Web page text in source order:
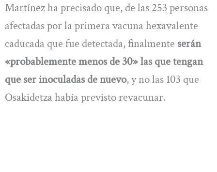
Martínez ha precisado que, de las 253 personas
afectadas por la primera vacuna hexavalente
caducada que fue detectada, finalmente serán
«probablemente menos de 30» las que tengan
que ser inoculadas de nuevo, y no las 103 que
Osakidetza había previsto revacunar.